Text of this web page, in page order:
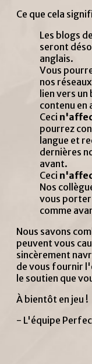
Ce que cela
Les blogs
seront
anglais.
Vous
nos
lien vers
contenu en
Ceci
pourrez
langue et
dernières
avant.
Ceci
Nos
vous porter
comme
Nous savons
peuvent vous
sincèrement
de vous fournir
le soutien que
À bientôt en jeu !
- L'équipe